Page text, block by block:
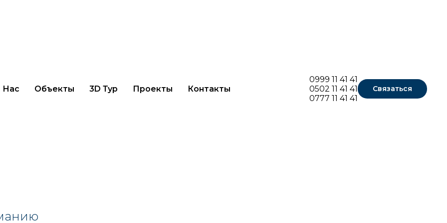
Нас Объекты 3D Тур Проекты Контакты
0999 11 41 41
0502 11 41 41
0777 11 41 41
Связаться